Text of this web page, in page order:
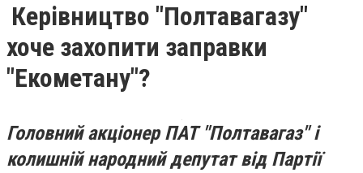
Керівництво "Полтавагазу"
хоче захопити заправки
"Екометану"?
Головний акціонер ПАТ "Полтавагаз" і
колишній народний депутат від Партії